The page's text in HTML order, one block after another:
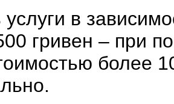
в
гривен – при
более